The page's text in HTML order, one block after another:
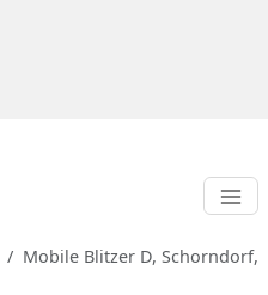
Mobile Blitzer D, Schorndorf,